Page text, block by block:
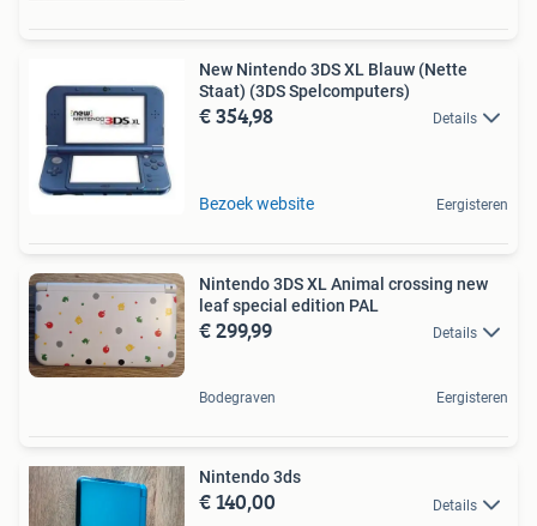
New Nintendo 3DS XL Blauw (Nette
Staat) (3DS Spelcomputers)
€ 354,98 Details
Bezoek website Eergisteren
Nintendo 3DS XL Animal crossing new
leaf special edition PAL
€ 299,99 Details
Bodegraven Eergisteren
Nintendo 3ds
€ 140,00 Details